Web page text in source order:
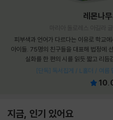
레몬나
피부색과 언어가 다르다는 이유로 학교
아이들. 75명의 친구들을 대표해 법정에
실화를 한 편의 시를 읽듯 짧고 리듬
[단독] 독서집게 / L홀더 / 여름
지금, 인기 있어요